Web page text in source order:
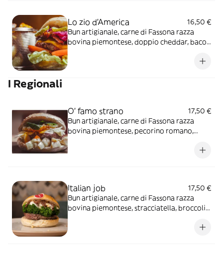
Lo zio d'America
16,50 €
Bun artigianale, carne di Fassona razza
bovina piemontese, doppio cheddar, bacon
I Regionali
O' famo strano
17,50 €
Bun artigianale, carne di Fassona razza
bovina piemontese, pecorino romano,
Italian job
17,50 €
Bun artigianale, carne di Fassona razza
bovina piemontese, stracciatella, broccoli